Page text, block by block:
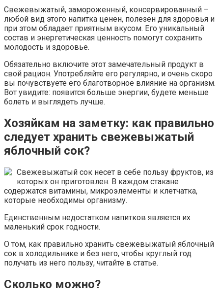
Свежевыжатый, замороженный, консервированный –
любой вид этого напитка ценен, полезен для здоровья и
при этом обладает приятным вкусом. Его уникальный
состав и энергетическая ценность помогут сохранить
молодость и здоровье.
Обязательно включите этот замечательный продукт в
свой рацион. Употребляйте его регулярно, и очень скоро
вы почувствуете его благотворное влияние на организм.
Вот увидите: появится больше энергии, будете меньше
болеть и выглядеть лучше.
Хозяйкам на заметку: как правильно
следует хранить свежевыжатый
яблочный сок?
Свежевыжатый сок несет в себе пользу фруктов, из
которых он приготовлен. В каждом стакане
содержатся витамины, микроэлементы и клетчатка,
которые необходимы организму.
Единственным недостатком напитков является их
маленький срок годности.
О том, как правильно хранить свежевыжатый яблочный
сок в холодильнике и без него, чтобы круглый год
получать из него пользу, читайте в статье.
Сколько можно?